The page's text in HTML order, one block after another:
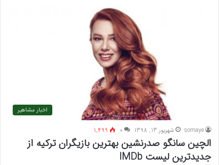
اخبار مشاهیر
somaye شهریور 13, 1398 ۰ 1,499
الچین سانگو صدرنشین بهترین بازیگران ترکیه از
جدیدترین لیست IMDb